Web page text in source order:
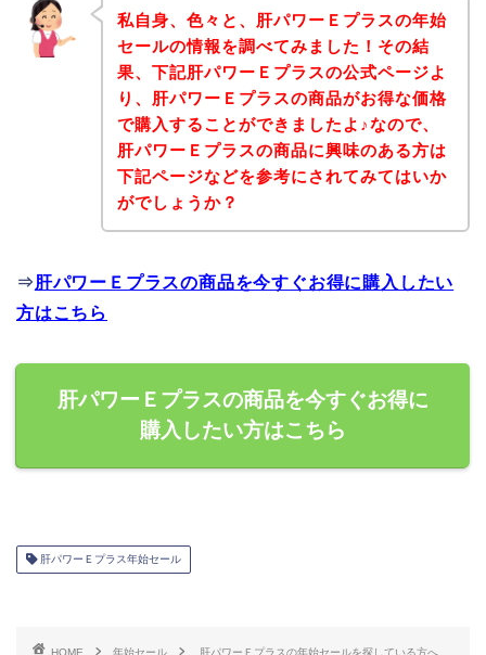
私自身、色々と、肝パワーＥプラスの年始
セールの情報を調べてみました！その結
果、下記肝パワーＥプラスの公式ページよ
り、肝パワーＥプラスの商品がお得な価格
で購入することができましたよ♪なので、
肝パワーＥプラスの商品に興味のある方は
下記ページなどを参考にされてみてはいか
がでしょうか？
⇒肝パワーＥプラスの商品を今すぐお得に購入したい
方はこちら
肝パワーＥプラスの商品を今すぐお得に
購入したい方はこちら
肝パワーＥプラス年始セール
HOME 年始セール 肝パワーＥプラスの年始セールを探している方へ